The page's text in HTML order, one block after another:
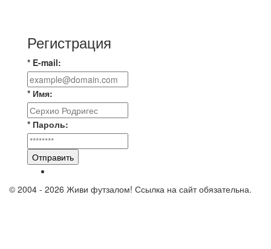
Регистрация
* E-mail:
* Имя:
* Пароль:
Отправить
© 2004 - 2026 Живи футзалом! Ссылка на сайт обязательна.